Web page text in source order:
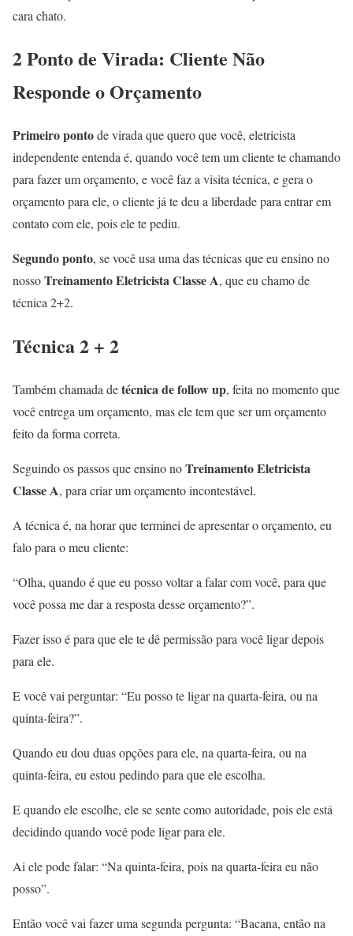
cara chato.
2 Ponto de Virada: Cliente Não
Responde o Orçamento
Primeiro pontode virada que quero que você, eletricista
independente entenda é, quando você tem um cliente te chamando
para fazer um orçamento, e você faz a visita técnica, e gera o
orçamento para ele, o cliente já te deu a liberdade para entrar em
contato com ele, pois ele te pediu.
Segundo ponto, se você usa uma das técnicas que eu ensino no
nossoTreinamento Eletricista Classe A, que eu chamo de
técnica 2+2.
Técnica 2 + 2
Também chamada detécnica de follow up, feita no momento que
você entrega um orçamento, mas ele tem que ser um orçamento
feito da forma correta.
Seguindo os passos que ensino noTreinamento Eletricista
Classe A, para criar um orçamento incontestável.
A técnica é, na horar que terminei de apresentar o orçamento, eu
falo para o meu cliente:
“Olha, quando é que eu posso voltar a falar com você, para que
você possa me dar a resposta desse orçamento?”.
Fazer isso é para que ele te dê permissão para você ligar depois
para ele.
E você vai perguntar: “Eu posso te ligar na quarta-feira, ou na
quinta-feira?”.
Quando eu dou duas opções para ele, na quarta-feira, ou na
quinta-feira, eu estou pedindo para que ele escolha.
E quando ele escolhe, ele se sente como autoridade, pois ele está
decidindo quando você pode ligar para ele.
Ai ele pode falar: “Na quinta-feira, pois na quarta-feira eu não
posso”.
Então você vai fazer uma segunda pergunta: “Bacana, então na